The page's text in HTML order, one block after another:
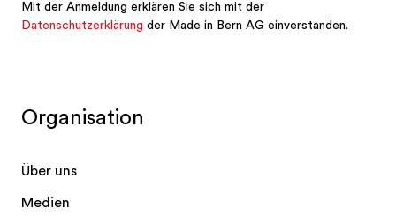
Organisation
Über uns
Medien